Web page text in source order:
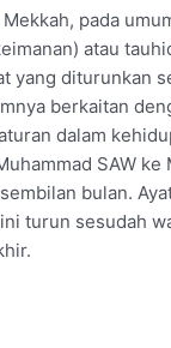
pada
atau
yang diturunkan
berkaitan
dalam
SAW
bulan.
turun sesudah